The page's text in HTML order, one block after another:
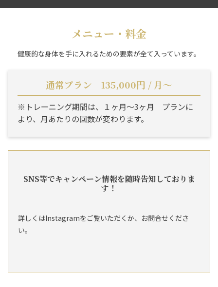
メニュー・料金
健康的な身体を手に入れるための要素が全て入っています。
通常プラン 135,000円 / 月〜
※トレーニング期間は、１ヶ月〜3ヶ月 プランに
より、月あたりの回数が変わります。
SNS等でキャンペーン情報を随時告知しておりま
す！
詳しくはInstagramをご覧いただくか、お問合せくださ
い。